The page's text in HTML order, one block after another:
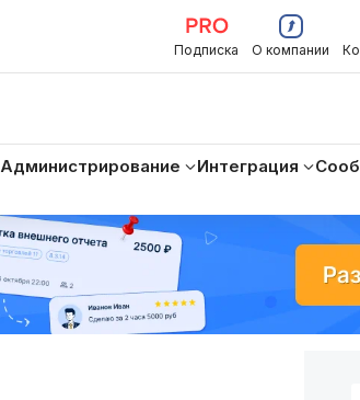
Подписка О компании
Администрирование Интеграция